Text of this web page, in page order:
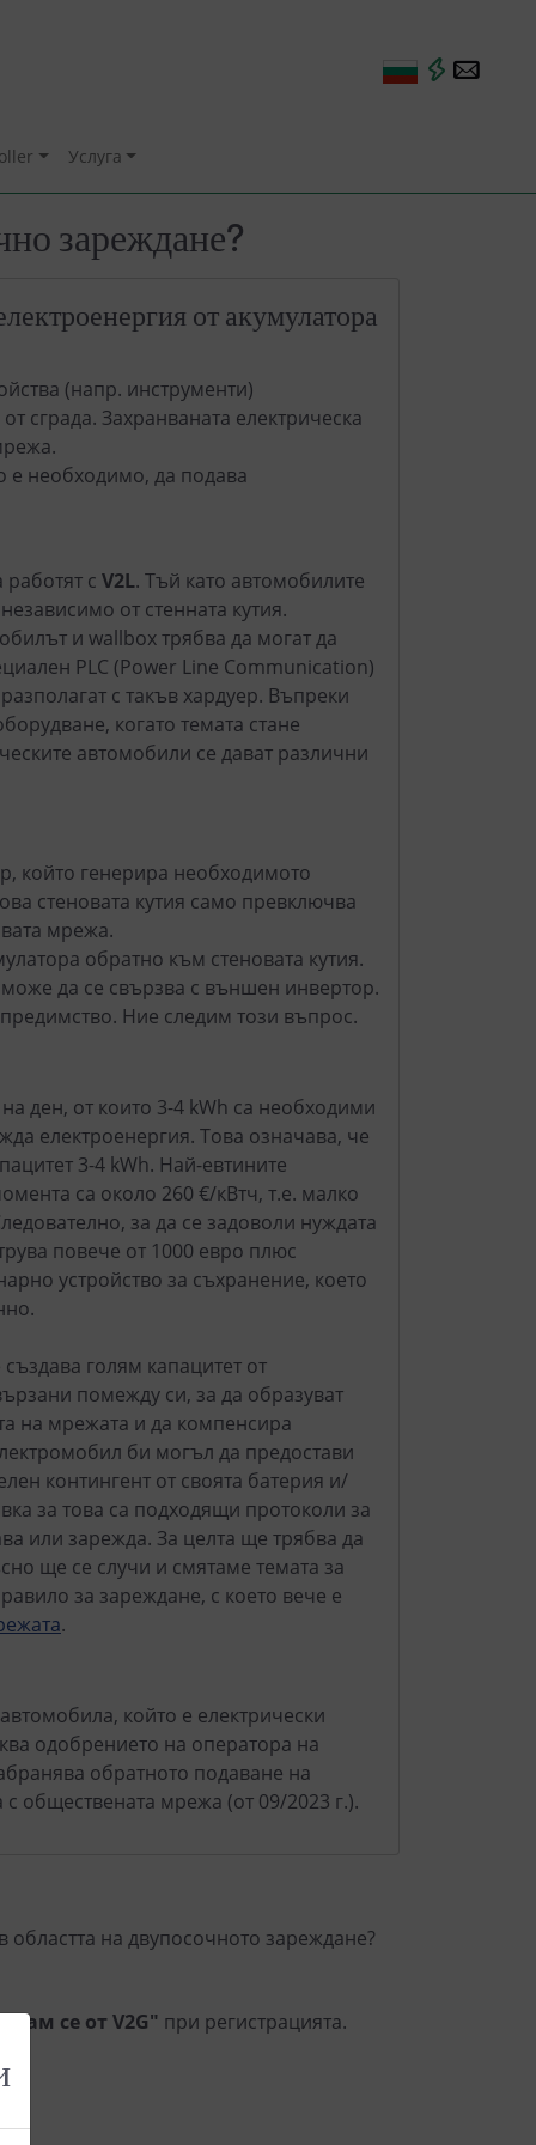
Услуга
зареждане?
от акумулатора
(напр. инструменти)
сграда. Захранваната електрическа
е необходимо, да подава
с V2L. Тъй като автомобилите
от стенната кутия.
и wallbox трябва да могат да
PLC (Power Line Communication)
с такъв хардуер. Въпреки
когато темата стане
автомобили се дават различни
който генерира необходимото
стеновата кутия само превключва
мрежа.
обратно към стеновата кутия.
да се свързва с външен инвертор.
Ние следим този въпрос.
ден, от които 3-4 kWh са необходими
електроенергия. Това означава, че
3-4 kWh. Най-евтините
са около 260 €/кВтч, т.е. малко
за да се задоволи нуждата
повече от 1000 евро плюс
устройство за съхранение, което
голям капацитет от
помежду си, за да образуват
на мрежата и да компенсира
би могъл да предостави
контингент от своята батерия и/
за това са подходящи протоколи за
или зарежда. За целта ще трябва да
ще се случи и смятаме темата за
за зареждане, с което вече е
.
който е електрически
одобрението на оператора на
обратното подаване на
обществената мрежа (от 09/2023 г.).
на двупосочното зареждане?
се от V2G" при регистрацията.